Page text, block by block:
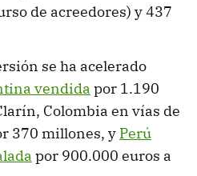
de acreedores) y 437
se ha acelerado
vendida por 1.190
Colombia en vías de
370 millones, y Perú
por 900.000 euros a